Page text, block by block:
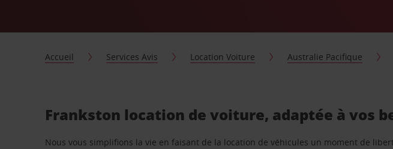
Accueil Services Avis Location Voiture Australie Pacifique
Frankston location de voiture, adaptée à vos
Nous vous simplifions la vie en faisant de la location de véhicules un moment de